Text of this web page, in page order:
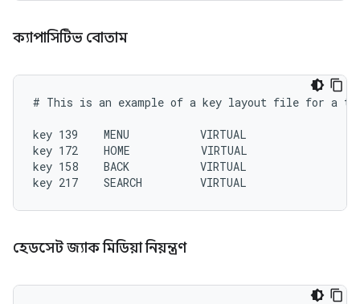
ক্যাপাসিটিভ বোতাম
# This is an example of a key layout file for a
key 139    MENU           VIRTUAL
key 172    HOME           VIRTUAL
key 158    BACK           VIRTUAL
হেডসেট জ্যাক মিডিয়া নিয়ন্ত্রণ